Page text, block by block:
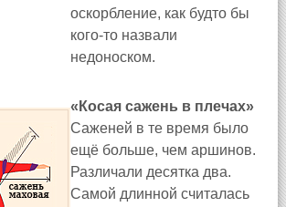
оскорбление, как будто бы
кого-то назвали
недоноском.
«Косая сажень в плечах»
Саженей в те время было
ещё больше, чем аршинов.
Различали десятка два.
Самой длинной считалась